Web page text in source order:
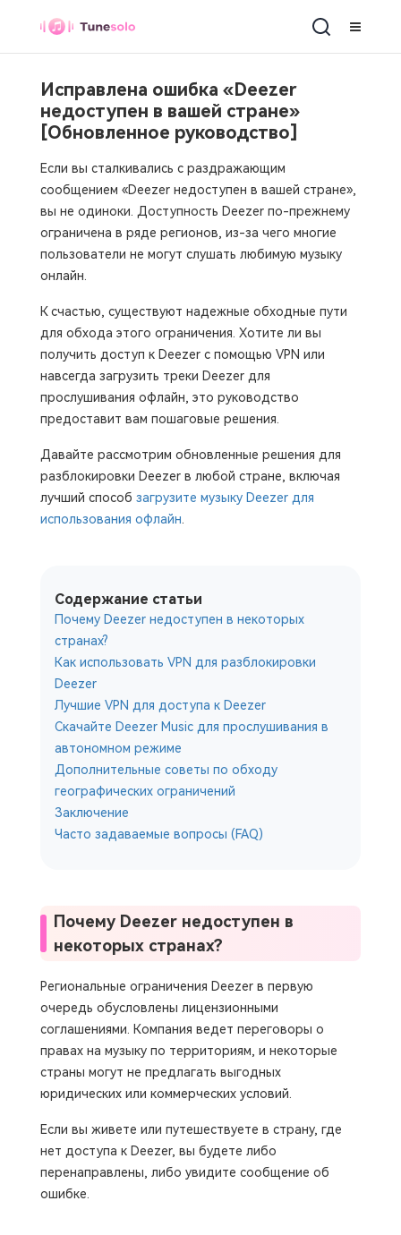
Исправлена ​​ошибка «Deezer
недоступен в вашей стране»
[Обновленное руководство]
Если вы сталкивались с раздражающим
сообщением «Deezer недоступен в вашей стране»,
вы не одиноки. Доступность Deezer по-прежнему
ограничена в ряде регионов, из-за чего многие
пользователи не могут слушать любимую музыку
онлайн.
К счастью, существуют надежные обходные пути
для обхода этого ограничения. Хотите ли вы
получить доступ к Deezer с помощью VPN или
навсегда загрузить треки Deezer для
прослушивания офлайн, это руководство
предоставит вам пошаговые решения.
Давайте рассмотрим обновленные решения для
разблокировки Deezer в любой стране, включая
лучший способ загрузите музыку Deezer для
использования офлайн
Содержание статьи
Почему Deezer недоступен в некоторых
странах?
Как использовать VPN для разблокировки
Deezer
Лучшие VPN для доступа к Deezer
Скачайте Deezer Music для прослушивания в
автономном режиме
Дополнительные советы по обходу
географических ограничений
Заключение
Часто задаваемые вопросы (FAQ)
Почему Deezer недоступен в
некоторых странах?
Региональные ограничения Deezer в первую
очередь обусловлены лицензионными
соглашениями. Компания ведет переговоры о
правах на музыку по территориям, и некоторые
страны могут не предлагать выгодных
юридических или коммерческих условий.
Если вы живете или путешествуете в страну, где
нет доступа к Deezer, вы будете либо
перенаправлены, либо увидите сообщение об
ошибке.